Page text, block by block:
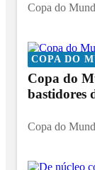
Copa do
COPA DO
Copa do
bastidores
Copa do